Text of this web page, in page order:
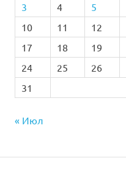
3
4 5
10
11 12
17
18 19
24
25 26
31
« Июл